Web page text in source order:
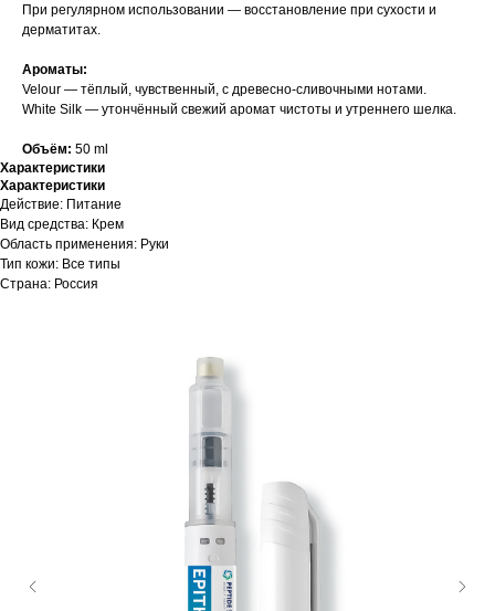
При регулярном использовании — восстановление при сухости и
дерматитах.
Ароматы:
Velour — тёплый, чувственный, с древесно-сливочными нотами.
White Silk — утончённый свежий аромат чистоты и утреннего шелка.
Объём: 50 ml
Характеристики
Характеристики
Действие: Питание
Вид средства: Крем
Область применения: Руки
Тип кожи: Все типы
Страна: Россия